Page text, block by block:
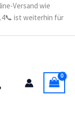
Versand wie
ist weiterhin für